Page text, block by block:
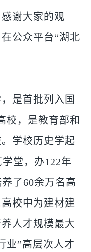
谢大家的观
公众平台“湖北
是首批列入国
校，是教育部和
学校历史学起
堂，办122年
了60余万名高
校中为建材建
人才规模最大
业”高层次人才